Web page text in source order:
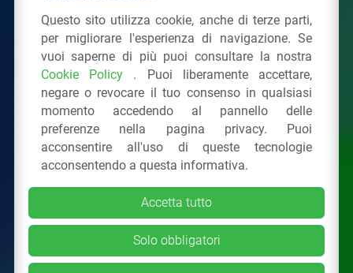
Plastiche da Riciclo
C.F. 97381090154
Via San Vittore 36 20123Milano (MI)
Tel.: 02 43928225.
Tutti i diritti riservati Privacy Policy &Cookie
Questo sito utilizza cookie, anche di terze parti,
per migliorare l'esperienza di navigazione. Se
vuoi saperne di più puoi consultare la nostra
Cookie Policy . Puoi liberamente accettare,
negare o revocare il tuo consenso in qualsiasi
momento accedendo al pannello delle
preferenze nella pagina privacy. Puoi
acconsentire all'uso di queste tecnologie
acconsentendo a questa informativa.
Accetta tutto
Solo obbligatori